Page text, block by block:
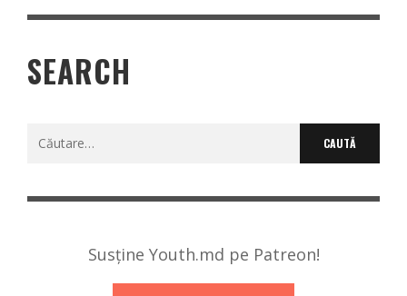
SEARCH
Susține Youth.md pe Patreon!